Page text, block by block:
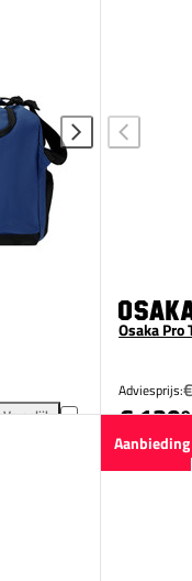
Vergelijk
Osaka Pro Tour Duffel Bag
Osaka Pro
Adviesprijs:
€ 139
Aanbieding